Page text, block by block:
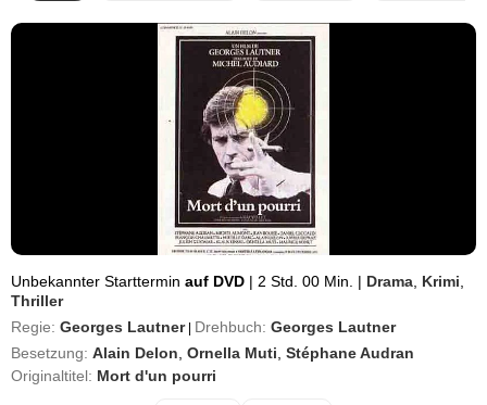
Unbekannter Starttermin auf DVD | 2 Std. 00 Min. | Drama Krimi
Thriller
Regie: Georges Lautner Drehbuch: Georges Lautner
Besetzung: Alain Delon Ornella Muti Stéphane Audran
Originaltitel: Mort d'un pourri